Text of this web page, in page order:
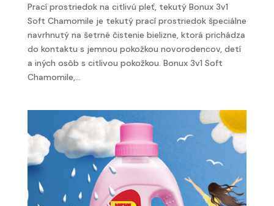
Prací prostriedok na citlivú pleť, tekutý Bonux 3v1
Soft Chamomile je tekutý prací prostriedok špeciálne
navrhnutý na šetrné čistenie bielizne, ktorá prichádza
do kontaktu s jemnou pokožkou novorodencov, detí
a iných osôb s citlivou pokožkou. Bonux 3v1 Soft
Chamomile,...